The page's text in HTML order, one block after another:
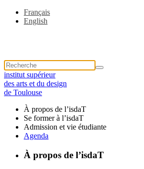
Français
English
institut supérieur
des arts et du design
de Toulouse
À propos de l’isdaT
Se former à l’isdaT
Admission et vie étudiante
Agenda
À propos de l’isdaT